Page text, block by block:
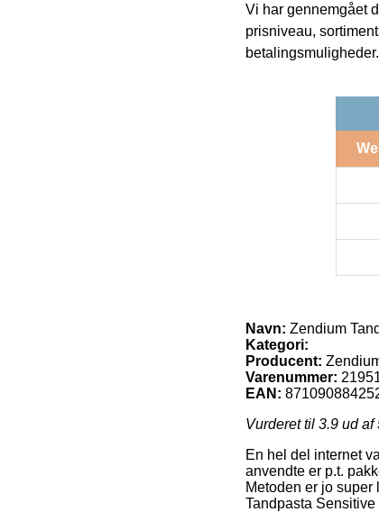
Vi har gennemgået
prisniveau,
betalingsmuligheder.
Navn: Zendium
Kategori:
Producent:
Varenummer:
EAN:
Vurderet til 3.9 ud af
En hel del internet
anvendte er p.t.
Metoden er jo
Tandpasta Sensitive